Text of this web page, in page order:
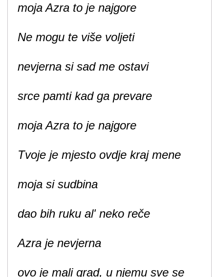
moja Azra to je najgore
Ne mogu te više voljeti
nevjerna si sad me ostavi
srce pamti kad ga prevare
moja Azra to je najgore
Tvoje je mjesto ovdje kraj mene
moja si sudbina
dao bih ruku al' neko reče
Azra je nevjerna
ovo je mali grad, u njemu sve se